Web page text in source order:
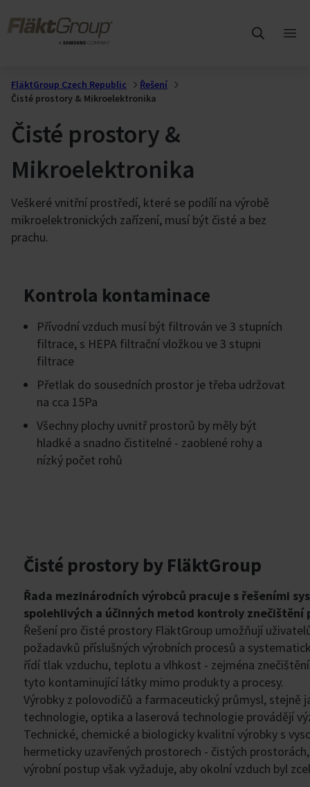
FläktGroup Czech Republic
Řešení
Čisté prostory & Mikroelektronika
Čisté prostory &
Mikroelektronika
Veškeré vnitřní prostředí, které se podílí na výrobě
mikroelektronických zařízení, musí být čisté a bez
prachu.
Kontrola kontaminace
Přívodní vzduch musí být filtrován ve 3 stupních
filtrace, s HEPA filtrační vložkou ve 3 stupni
filtrace
Přetlak do sousedních prostor je třeba udržovat
na cca 15Pa
Všechny plochy uvnitř prostorů by měly být
hladké a snadno čistitelné - zaoblené rohy a
nízký počet rohů
Čisté prostory by FläktGroup
Řada mezinárodních výrobců pracuje s řešeními
spolehlivých a účinných metod kontroly znečištění
Řešení pro čisté prostory FläktGroup umožňují
požadavků příslušných výrobních procesů a
řídí tlak vzduchu, teplotu a vlhkost - zejména
tyto kontaminující látky mimo produkty a procesy.
Výrobky z polovodičů a farmaceutický průmysl, stejně
technologie, optika a laserová technologie provádějí
Technické, chemické a biologicky kvalitní výrobky s
hermeticky uzavřených prostorech - čistých
výrobní postup však vyžaduje, aby okolní vzduch byl